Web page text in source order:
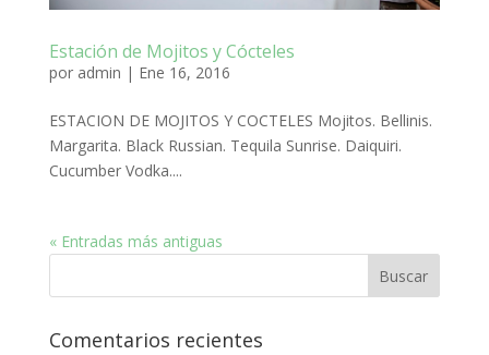
Estación de Mojitos y Cócteles
por admin | Ene 16, 2016
ESTACION DE MOJITOS Y COCTELES Mojitos. Bellinis.
Margarita. Black Russian. Tequila Sunrise. Daiquiri.
Cucumber Vodka....
« Entradas más antiguas
Comentarios recientes